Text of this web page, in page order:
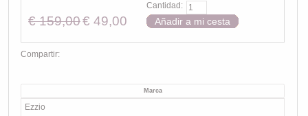
€ 159,00€ 49,00
Cantidad:
Añadir a mi cesta
Compartir:
Marca
Ezzio